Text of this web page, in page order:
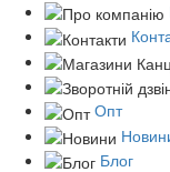
Опт
Блог